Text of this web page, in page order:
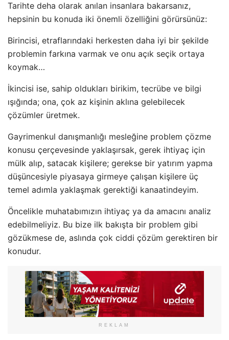
Tarihte deha olarak anılan insanlara bakarsanız,
hepsinin bu konuda iki önemli özelliğini görürsünüz:
Birincisi, etraflarındaki herkesten daha iyi bir şekilde
problemin farkına varmak ve onu açık seçik ortaya
koymak…
İkincisi ise, sahip oldukları birikim, tecrübe ve bilgi
ışığında; ona, çok az kişinin aklına gelebilecek
çözümler üretmek.
Gayrimenkul danışmanlığı mesleğine problem çözme
konusu çerçevesinde yaklaşırsak, gerek ihtiyaç için
mülk alıp, satacak kişilere; gerekse bir yatırım yapma
düşüncesiyle piyasaya girmeye çalışan kişilere üç
temel adımla yaklaşmak gerektiği kanaatindeyim.
Öncelikle muhatabımızın ihtiyaç ya da amacını analiz
edebilmeliyiz. Bu bize ilk bakışta bir problem gibi
gözükmese de, aslında çok ciddi çözüm gerektiren bir
konudur.
REKLAM